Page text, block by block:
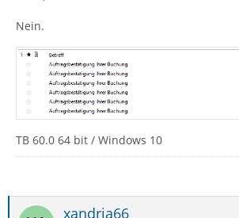
Nein.
TB 60.0 64 bit / Windows 10
xandria66